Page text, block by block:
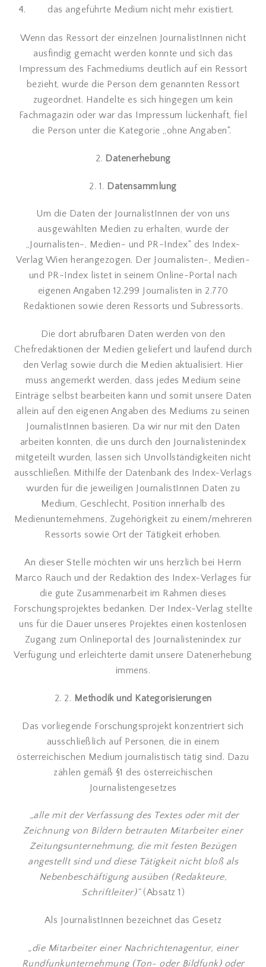
das angeführte Medium nicht mehr existiert.
Wenn das Ressort der einzelnen JournalistInnen nicht
ausfindig gemacht werden konnte und sich das
Impressum des Fachmediums deutlich auf ein Ressort
bezieht, wurde die Person dem genannten Ressort
zugeordnet. Handelte es sich hingegen um kein
Fachmagazin oder war das Impressum lückenhaft, fiel
die Person unter die Kategorie „ohne Angaben“.
2. Datenerhebung
2. 1. Datensammlung
Um die Daten der JournalistInnen der von uns
ausgewählten Medien zu erhalten, wurde der
„Journalisten-, Medien- und PR-Index“ des Index-
Verlag Wien herangezogen. Der Journalisten-, Medien-
und PR-Index listet in seinem Online-Portal nach
eigenen Angaben 12.299 Journalisten in 2.770
Redaktionen sowie deren Ressorts und Subressorts.
Die dort abrufbaren Daten werden von den
Chefredaktionen der Medien geliefert und laufend durch
den Verlag sowie durch die Medien aktualisiert. Hier
muss angemerkt werden, dass jedes Medium seine
Einträge selbst bearbeiten kann und somit unsere Daten
allein auf den eigenen Angaben des Mediums zu seinen
JournalistInnen basieren. Da wir nur mit den Daten
arbeiten konnten, die uns durch den Journalistenindex
mitgeteilt wurden, lassen sich Unvollständigkeiten nicht
ausschließen. Mithilfe der Datenbank des Index-Verlags
wurden für die jeweiligen JournalistInnen Daten zu
Medium, Geschlecht, Position innerhalb des
Medienunternehmens, Zugehörigkeit zu einem/mehreren
Ressorts sowie Ort der Tätigkeit erhoben.
An dieser Stelle möchten wir uns herzlich bei Herrn
Marco Rauch und der Redaktion des Index-Verlages für
die gute Zusammenarbeit im Rahmen dieses
Forschungsprojektes bedanken. Der Index-Verlag stellte
uns für die Dauer unseres Projektes einen kostenlosen
Zugang zum Onlineportal des Journalistenindex zur
Verfügung und erleichterte damit unsere Datenerhebung
immens.
2. 2. Methodik und Kategorisierungen
Das vorliegende Forschungsprojekt konzentriert sich
ausschließlich auf Personen, die in einem
österreichischen Medium journalistisch tätig sind. Dazu
zählen gemäß §1 des österreichischen
Journalistengesetzes
„alle mit der Verfassung des Textes oder mit der
Zeichnung von Bildern betrauten Mitarbeiter einer
Zeitungsunternehmung, die mit festen Bezügen
angestellt sind und diese Tätigkeit nicht bloß als
Nebenbeschäftigung ausüben (Redakteure,
Schriftleiter)“ (Absatz 1)
Als JournalistInnen bezeichnet das Gesetz
„die Mitarbeiter einer Nachrichtenagentur, einer
Rundfunkunternehmung (Ton- oder Bildfunk) oder